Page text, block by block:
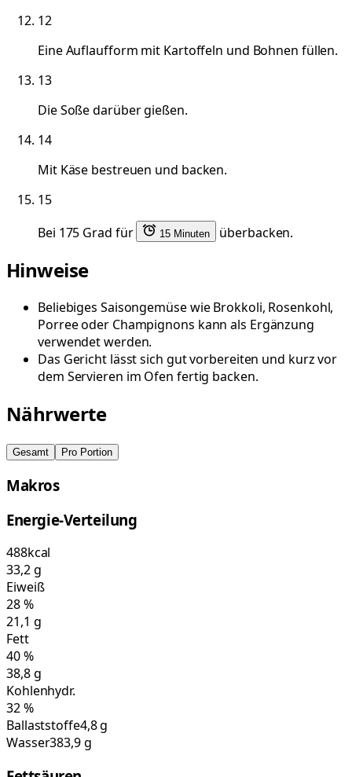
12
Eine Auflaufform mit Kartoffeln und Bohnen füllen.
13
Die Soße darüber gießen.
14
Mit Käse bestreuen und backen.
15
Bei 175 Grad für
15 Minuten überbacken.
Hinweise
Beliebiges Saisongemüse wie Brokkoli, Rosenkohl,
Porree oder Champignons kann als Ergänzung
verwendet werden.
Das Gericht lässt sich gut vorbereiten und kurz vor
dem Servieren im Ofen fertig backen.
Nährwerte
Gesamt Pro Portion
Makros
Energie-Verteilung
488kcal
33,2g
Eiweiß
28%
21,1 g
Fett
40%
38,8g
Kohlenhydr.
32%
Ballaststoffe4,8 g
Wasser383,9 g